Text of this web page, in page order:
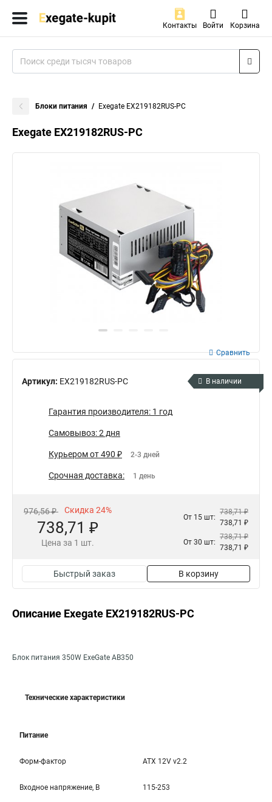
Контакты Войти Корзина
Блоки питания Exegate EX219182RUS-PC
Exegate EX219182RUS-PC
Артикул: EX219182RUS-PC
Сравнить
В наличии
Гарантия производителя: 1 год
Самовывоз: 2 дня
Курьером от 490 ₽ 2-3 дней
Срочная доставка: 1 день
976,56 ₽ Скидка 24%
738,71 ₽
Цена за 1 шт.
От 15 шт:
738,71 ₽
738,71 ₽
От 30 шт:
738,71 ₽
738,71 ₽
Быстрый заказ В корзину
Описание Exegate EX219182RUS-PC
Блок питания 350W ExeGate AB350
Технические характеристики
Питание
Форм-фактор ATX 12V v2.2
Входное напряжение, В 115-253